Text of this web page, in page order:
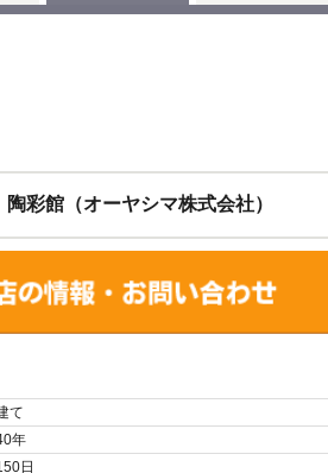
陶彩館（オーヤシマ株式会社）
て
年
日